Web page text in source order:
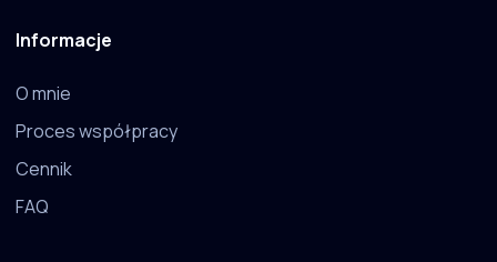
Informacje
O mnie
Proces współpracy
Cennik
FAQ